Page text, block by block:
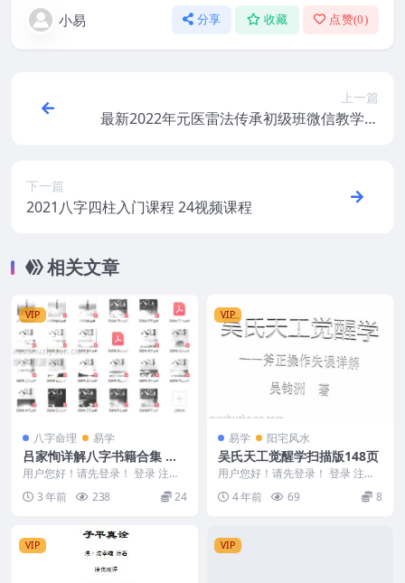
小易 分享 收藏 点赞(0)
上一篇
最新2022年元医雷法传承初级班微信教学录
下一篇
2021八字四柱入门课程 24视频课程
相关文章
VIP
八字命理 易学
吕家恂详解八字书籍合集 吕
家恂八字电子书籍23册pdf
百度网盘
用户您好！请先登录！ 登录 注册
吕家恂八字23册 Y2305-059 吕家
恂八...3 年前 238 24
VIP
易学 阳宅风水
吴氏天工觉醒学扫描版148页
用户您好！请先登录！ 登录 注册
吴氏天工觉醒学扫描版148页 编号
MY2212...
4 年前 69 8
VIP VIP